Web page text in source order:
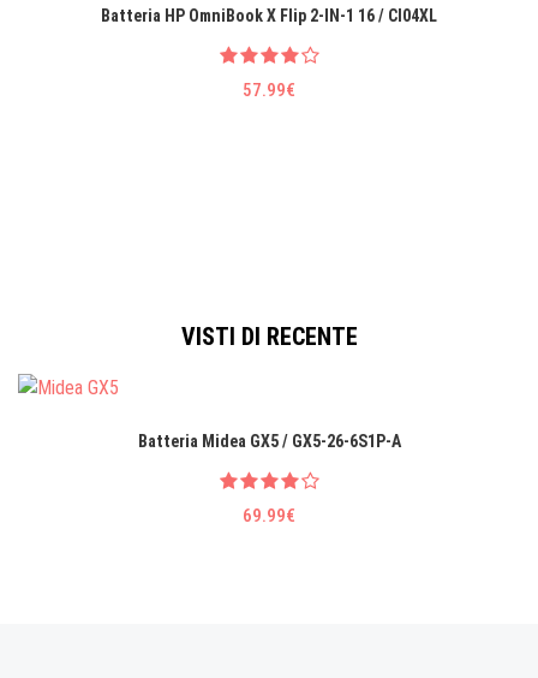
Batteria HP OmniBook X Flip 2-IN-1 16 / CI04XL
57.99€
VISTI DI RECENTE
Batteria Midea GX5 / GX5-26-6S1P-A
69.99€